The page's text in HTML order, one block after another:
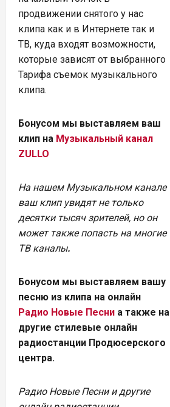
продвижении снятого у нас
клипа как и в Интернете так и
ТВ, куда входят возможности,
которые зависят от выбранного
Тарифа съемок музыкального
клипа.
Бонусом мы выставляем ваш
клип на Музыкальный канал
ZULLO
На нашем Музыкальном канале
ваш клип увидят не только
десятки тысяч зрителей, но он
может также попасть на многие
ТВ каналы.
Бонусом мы выставляем вашу
песню из клипа на онлайн
Радио Новые Песни а также на
другие стилевые онлайн
радиостанции Продюсерского
центра.
Радио Новые Песни и другие